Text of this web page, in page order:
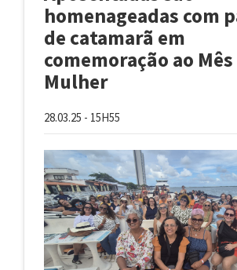
homenageadas com
de catamarã em
comemoração ao Mês
Mulher
28.03.25 - 15H55